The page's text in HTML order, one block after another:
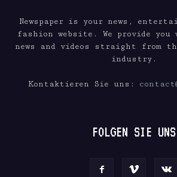
Newspaper is your news,
fashion website. We provide
news and videos straight from
industry.
Kontaktieren Sie uns:
FOLGEN SIE UNS